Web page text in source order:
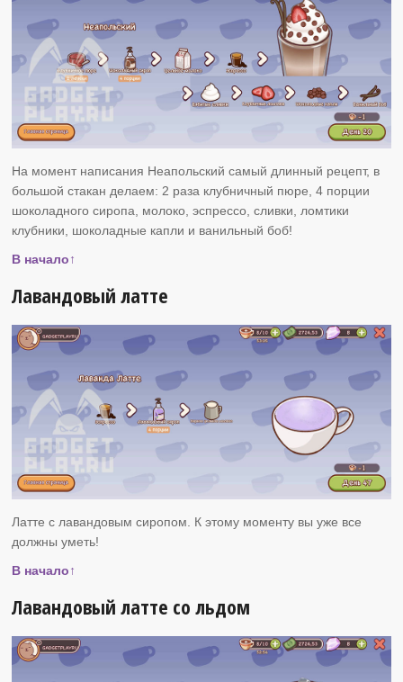
На момент написания Неапольский самый длинный рецепт, в
большой стакан делаем: 2 раза клубничный пюре, 4 порции
шоколадного сиропа, молоко, эспрессо, сливки, ломтики
клубники, шоколадные капли и ванильный боб!
В начало↑
Лавандовый латте
Латте с лавандовым сиропом. К этому моменту вы уже все
должны уметь!
В начало↑
Лавандовый латте со льдом